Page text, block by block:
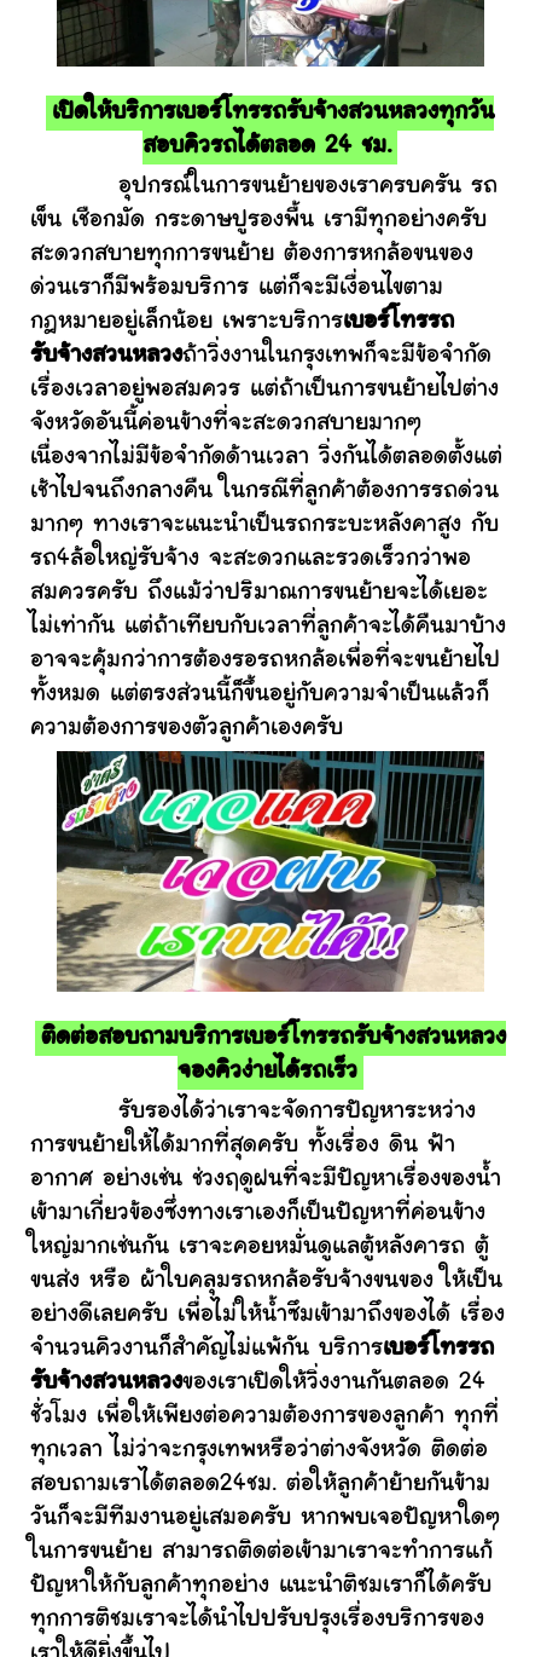
เปิดให้บริการเบอร์โทรรถรับจ้างสวนหลวงทุกวัน
สอบคิวรถได้ตลอด 24 ชม.
อุปกรณ์ในการขนย้ายของเราครบครัน รถ
เข็น เชือกมัด กระดาษปูรองพื้น เรามีทุกอย่างครับ
สะดวกสบายทุกการขนย้าย ต้องการหกล้อขนของ
ด่วนเราก็มีพร้อมบริการ แต่ก็จะมีเงื่อนไขตาม
กฎหมายอยู่เล็กน้อย เพราะบริการเบอร์โทรรถ
รับจ้างสวนหลวงถ้าวิ่งงานในกรุงเทพก็จะมีข้อจำกัด
เรื่องเวลาอยู่พอสมควร แต่ถ้าเป็นการขนย้ายไปต่าง
จังหวัดอันนี้ค่อนข้างที่จะสะดวกสบายมากๆ
เนื่องจากไม่มีข้อจำกัดด้านเวลา วิ่งกันได้ตลอดตั้งแต่
เช้าไปจนถึงกลางคืน ในกรณีที่ลูกค้าต้องการรถด่วน
มากๆ ทางเราจะแนะนำเป็นรถกระบะหลังคาสูง กับ
รถ4ล้อใหญ่รับจ้าง จะสะดวกและรวดเร็วกว่าพอ
สมควรครับ ถึงแม้ว่าปริมาณการขนย้ายจะได้เยอะ
ไม่เท่ากัน แต่ถ้าเทียบกับเวลาที่ลูกค้าจะได้คืนมาบ้าง
อาจจะคุ้มกว่าการต้องรอรถหกล้อเพื่อที่จะขนย้ายไป
ทั้งหมด แต่ตรงส่วนนี้ก็ขึ้นอยู่กับความจำเป็นแล้วก็
ความต้องการของตัวลูกค้าเองครับ
ติดต่อสอบถามบริการเบอร์โทรรถรับจ้างสวนหลวง
จองคิวง่ายได้รถเร็ว
รับรองได้ว่าเราจะจัดการปัญหาระหว่าง
การขนย้ายให้ได้มากที่สุดครับ ทั้งเรื่อง ดิน ฟ้า
อากาศ อย่างเช่น ช่วงฤดูฝนที่จะมีปัญหาเรื่องของน้ำ
เข้ามาเกี่ยวข้องซึ่งทางเราเองก็เป็นปัญหาที่ค่อนข้าง
ใหญ่มากเช่นกัน เราจะคอยหมั่นดูแลตู้หลังคารถ ตู้
ขนส่ง หรือ ผ้าใบคลุมรถหกล้อรับจ้างขนของ ให้เป็น
อย่างดีเลยครับ เพื่อไม่ให้น้ำซึมเข้ามาถึงของได้ เรื่อง
จำนวนคิวงานก็สำคัญไม่แพ้กัน บริการเบอร์โทรรถ
รับจ้างสวนหลวงของเราเปิดให้วิ่งงานกันตลอด 24
ชั่วโมง เพื่อให้เพียงต่อความต้องการของลูกค้า ทุกที่
ทุกเวลา ไม่ว่าจะกรุงเทพหรือว่าต่างจังหวัด ติดต่อ
สอบถามเราได้ตลอด24ชม. ต่อให้ลูกค้าย้ายกันข้าม
วันก็จะมีทีมงานอยู่เสมอครับ หากพบเจอปัญหาใดๆ
ในการขนย้าย สามารถติดต่อเข้ามาเราจะทำการแก้
ปัญหาให้กับลูกค้าทุกอย่าง แนะนำติชมเราก็ได้ครับ
ทุกการติชมเราจะได้นำไปปรับปรุงเรื่องบริการของ